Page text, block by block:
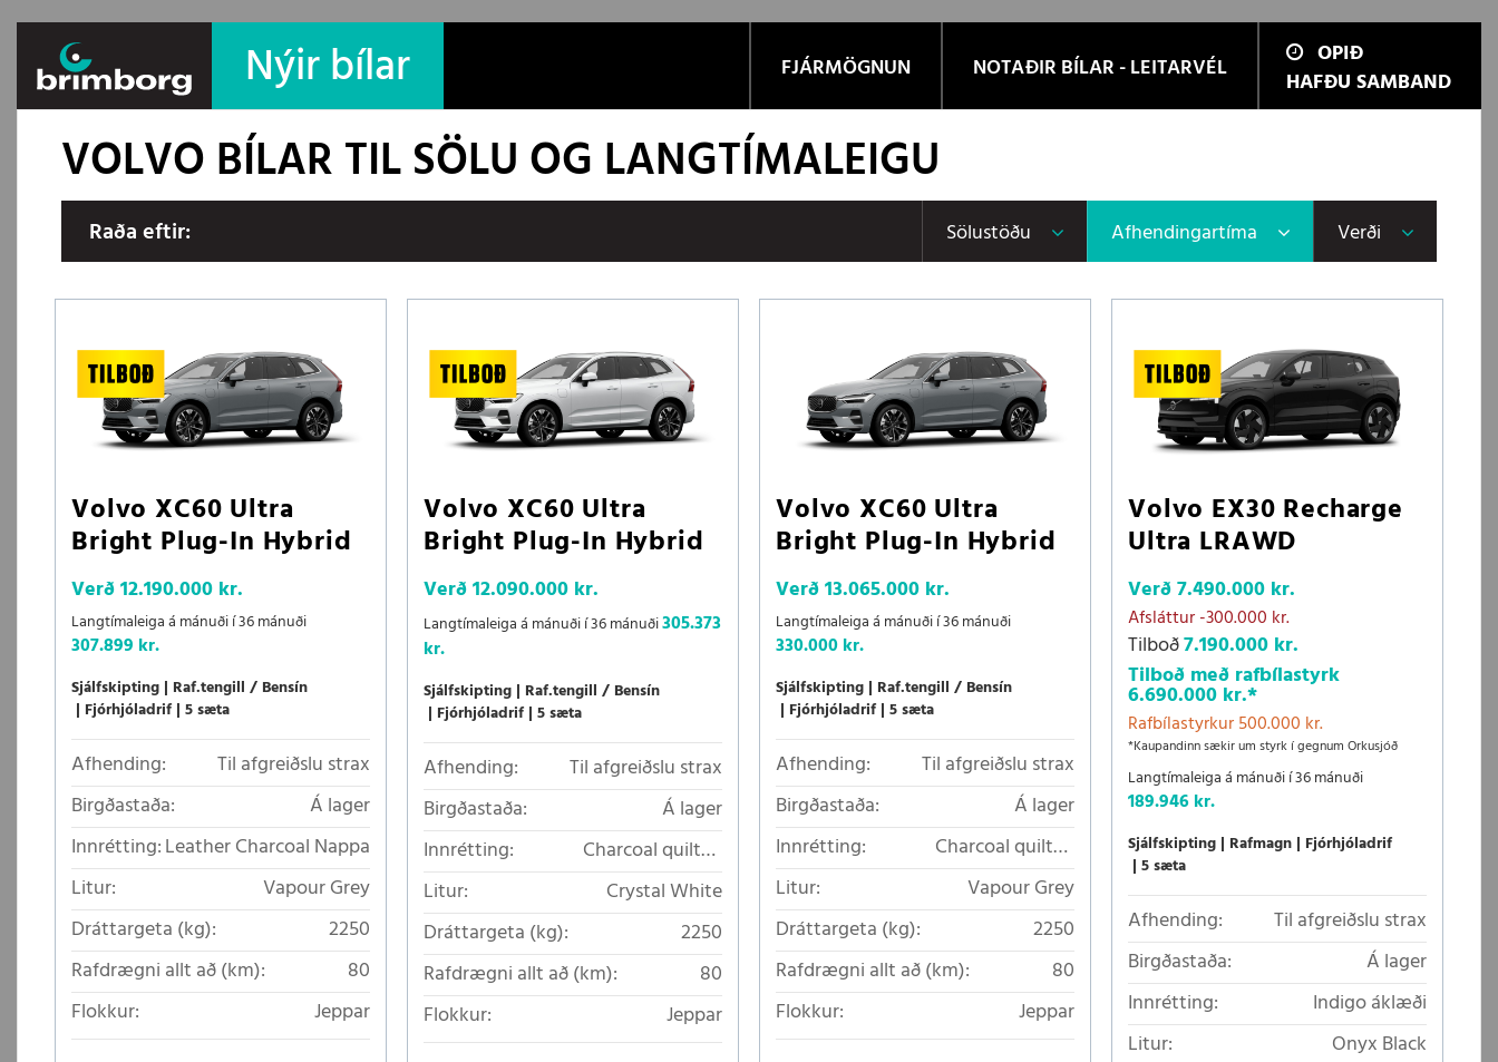
Nýir bílar FJÁRMÖGNUN NOTAÐIR BÍLAR - LEITARVÉL
OPIÐ
HAFÐU SAMBAND
VOLVO BÍLAR TIL SÖLU OG LANGTÍMALEIGU
Raða eftir: Sölustöðu Afhendingartíma Verði
Volvo XC60 Ultra
Bright Plug-In Hybrid
Verð12.190.000 kr.
Langtímaleiga á mánuði í 36 mánuði
307.899 kr.
Sjálfskipting Raf.tengill / Bensín
Fjórhjóladrif 5 sæta
Afhending:
Til afgreiðslu strax
Birgðastaða:
Á lager
Innrétting:Leather Charcoal Nappa
Litur:
Vapour Grey
Dráttargeta (kg):
2250
Rafdrægni allt að (km):
80
Flokkur:
Jeppar
Volvo XC60 Ultra
Bright Plug-In Hybrid
Verð12.090.000 kr.
Langtímaleiga á mánuði í 36 mánuði305.373
kr.
Sjálfskipting Raf.tengill / Bensín
Fjórhjóladrif 5 sæta
Afhending:
Til afgreiðslu strax
Birgðastaða:
Á lager
Innrétting:
Charcoal quilted
Nordico
Litur:
Crystal White
Dráttargeta (kg):
2250
Rafdrægni allt að (km):
80
Flokkur:
Jeppar
Volvo XC60 Ultra
Bright Plug-In Hybrid
Verð13.065.000 kr.
Langtímaleiga á mánuði í 36 mánuði
330.000 kr.
Sjálfskipting Raf.tengill / Bensín
Fjórhjóladrif 5 sæta
Afhending:
Til afgreiðslu strax
Birgðastaða:
Á lager
Innrétting:
Charcoal quilted
Nordico
Litur:
Vapour Grey
Dráttargeta (kg):
2250
Rafdrægni allt að (km):
80
Flokkur:
Jeppar
Volvo EX30 Recharge
Ultra LRAWD
Verð7.490.000 kr.
Afsláttur-300.000 kr.
Tilboð7.190.000 kr.
Tilboð með rafbílastyrk
6.690.000 kr.*
Rafbílastyrkur 500.000 kr.
*Kaupandinn sækir um styrk í gegnum Orkusjóð
Langtímaleiga á mánuði í 36 mánuði
189.946 kr.
Sjálfskipting Rafmagn Fjórhjóladrif
5 sæta
Afhending:
Til afgreiðslu strax
Birgðastaða:
Á lager
Innrétting:
Indigo áklæði
Litur:
Onyx Black